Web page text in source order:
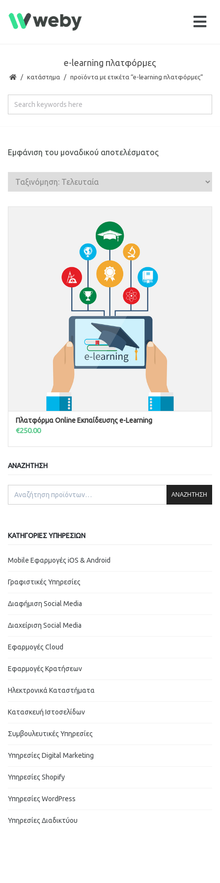
e-learning πλατφόρμες
κατάστημα προϊόντα με ετικέτα “e-learning πλατφόρμες”
Εμφάνιση του μοναδικού αποτελέσματος
ΠΡΟΣΘΉΚΗ ΣΤΟ ΚΑΛΆΘΙ
Πλατφόρμα Online Εκπαίδευσης e-Learning
€250.00
ΑΝΑΖΉΤΗΣΗ
ΑΝΑΖΉΤΗΣΗ
ΚΑΤΗΓΟΡΊΕΣ ΥΠΗΡΕΣΙΏΝ
Mobile Εφαρμογές iOS & Android
Γραφιστικές Υπηρεσίες
Διαφήμιση Social Media
Διαχείριση Social Media
Εφαρμογές Cloud
Εφαρμογές Κρατήσεων
Ηλεκτρονικά Καταστήματα
Κατασκευή Ιστοσελίδων
Συμβουλευτικές Υπηρεσίες
Υπηρεσίες Digital Marketing
Υπηρεσίες Shopify
Υπηρεσίες WordPress
Υπηρεσίες Διαδικτύου